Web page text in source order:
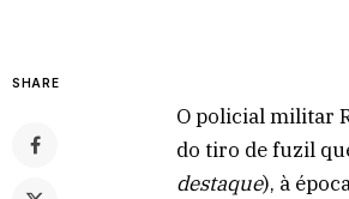
SHARE
O policial militar
do tiro de fuzil
destaque), à